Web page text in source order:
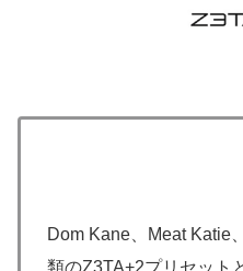
Dom Kane、Meat Katie
類のZ3TA+2プリセット